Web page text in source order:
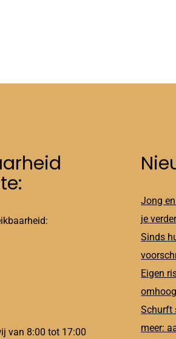
van 8:00 tot 17:00
Jong
je
Sinds
Eigen
omhoog
Schurft
meer: